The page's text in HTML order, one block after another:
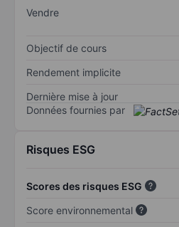
Vendre
Objectif de cours
Rendement implicite
Dernière mise à jour
Données fournies par
Risques ESG
Scores des risques ESG
Score environnemental